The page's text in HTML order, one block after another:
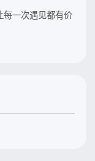
一次遇见都有价